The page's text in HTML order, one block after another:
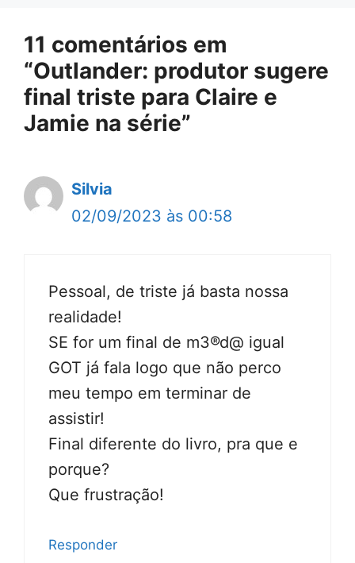
11 comentários em
“Outlander: produtor sugere
final triste para Claire e
Jamie na série”
Silvia
02/09/2023 às 00:58
Pessoal, de triste já basta nossa
realidade!
SE for um final de m3®d@ igual
GOT já fala logo que não perco
meu tempo em terminar de
assistir!
Final diferente do livro, pra que e
porque?
Que frustração!
Responder